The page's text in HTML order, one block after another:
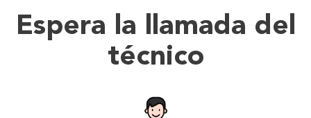
Espera la llamada del
técnico